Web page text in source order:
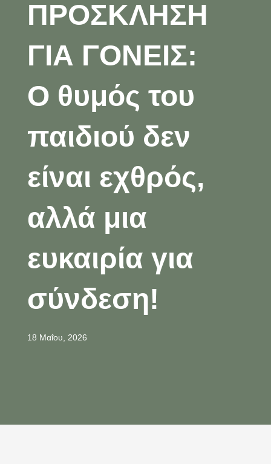
ΠΡΟΣΚΛΗΣΗ
ΓΙΑ ΓΟΝΕΙΣ:
Ο θυμός του
παιδιού δεν
είναι εχθρός,
αλλά μια
ευκαιρία για
σύνδεση!
18 Μαΐου, 2026